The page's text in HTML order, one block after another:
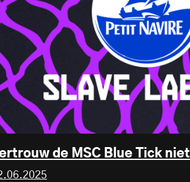
de MSC Blue Tick niet